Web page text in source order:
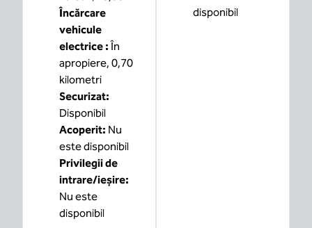
Încărcare
vehicule
electrice : În
apropiere, 0,70
kilometri
Securizat:
Disponibil
Acoperit: Nu
este disponibil
Privilegii de
intrare/ieșire:
Nu este
disponibil
disponibil